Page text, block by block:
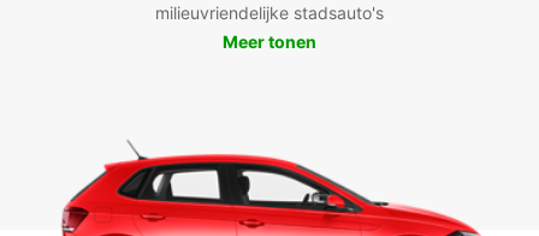
milieuvriendelijke stadsauto's
Meer tonen